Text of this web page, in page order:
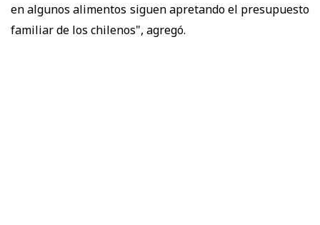
en algunos alimentos siguen apretando el presupuesto
familiar de los chilenos", agregó.